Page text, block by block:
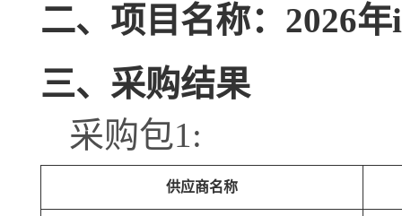
二、项目名称：2026
三、采购结果
采购包1:
供应商名称